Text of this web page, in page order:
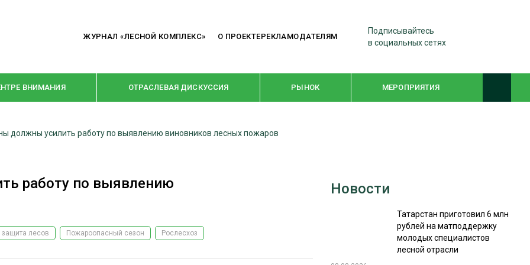
ЖУРНАЛ «ЛЕСНОЙ КОМПЛЕКС» О ПРОЕКТЕРЕКЛАМОДАТЕЛЯМ
Подписывайтесь
в социальных сетях
ВНИМАНИЯ ОТРАСЛЕВАЯ ДИСКУССИЯ РЫНОК МЕРОПРИЯТИЯ
ДОМОСТРОЕНИЕ
РУБРИКИ
КРУПНЫМ ПЛАНОМ
В ЦЕНТРЕ ВНИМАНИЯ
WOODEX-2021
СУШКА ДРЕВЕСИНЫ
должны усилить работу по выявлению виновников лесных пожаров
работу по выявлению
защита лесов Пожароопасный сезон Рослесхоз
Новости
Татарстан приготовил 6 млн
рублей на матподдержку
молодых специалистов
лесной отрасли